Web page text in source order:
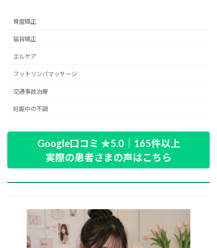
骨盤矯正
猫背矯正
エルケア
フットリンパマッサージ
交通事故治療
妊娠中の不調
Google口コミ ★5.0｜165件以上
実際の患者さまの声はこちら